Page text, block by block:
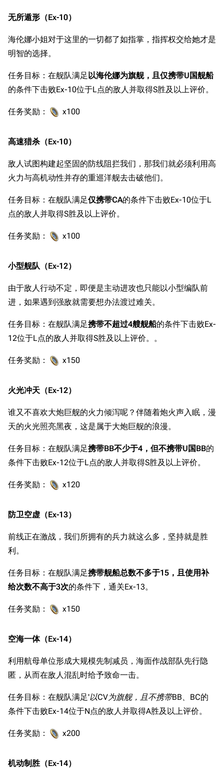
无所遁形（Ex-10）
海伦娜小姐对于这里的一切都了如指掌，指挥权交给她才是
明智的选择。
任务目标：在舰队满足以海伦娜为旗舰，且仅携带U国舰船
的条件下击败Ex-10位于L点的敌人并取得S胜及以上评价。
任务奖励： x100
高速猎杀（Ex-10）
敌人试图构建起坚固的防线阻拦我们，那我们就必须利用高
火力与高机动性并存的重巡洋舰去击破他们。
任务目标：在舰队满足仅携带CA的条件下击败Ex-10位于L
点的敌人并取得S胜及以上评价。
任务奖励： x100
小型舰队（Ex-12）
由于敌人行动不定，即便是主动进攻也只能以小型编队前
进，如果遇到强敌就需要想办法渡过难关。
任务目标：在舰队满足携带不超过4艘舰船的条件下击败Ex-
12位于L点的敌人并取得S胜及以上评价。。
任务奖励： x150
火光冲天（Ex-12）
谁又不喜欢大炮巨舰的火力倾泻呢？伴随着炮火声入眠，漫
天的火光照亮黑夜，这是属于大炮巨舰的浪漫。
任务目标：在舰队满足携带BB不少于4，但不携带U国BB的
条件下击败Ex-12位于L点的敌人并取得S胜及以上评价。
任务奖励： x120
防卫空虚（Ex-13）
前线正在激战，我们所拥有的兵力就这么多，坚持就是胜
利。
任务目标：在舰队满足携带舰船总数不多于15，且使用补
给次数不高于3次的条件下，通关Ex-13。
任务奖励： x150
空海一体（Ex-14）
利用航母单位形成大规模先制减员，海面作战部队先行隐
匿，从而在敌人混乱时给予致命一击。
任务目标：在舰队满足'以CV为旗舰，且不携带BB、BC的
条件下击败Ex-14位于N点的敌人并取得A胜及以上评价。
任务奖励： x200
机动制胜（Ex-14）